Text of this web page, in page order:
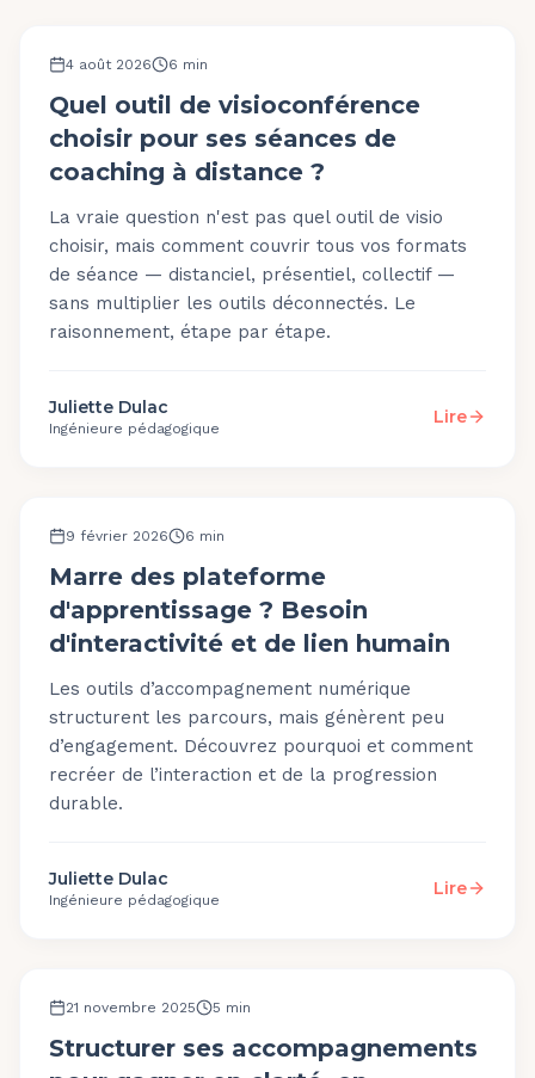
OUTILS ET PLATEFORME
4 août 2026 6 min
Quel outil de visioconférence
choisir pour ses séances de
coaching à distance ?
La vraie question n'est pas quel outil de visio
choisir, mais comment couvrir tous vos formats
de séance — distanciel, présentiel, collectif —
sans multiplier les outils déconnectés. Le
raisonnement, étape par étape.
Juliette Dulac
Ingénieure pédagogique
Lire
OUTILS ET PLATEFORME
9 février 2026 6 min
Marre des plateforme
d'apprentissage ? Besoin
d'interactivité et de lien humain
Les outils d’accompagnement numérique
structurent les parcours, mais génèrent peu
d’engagement. Découvrez pourquoi et comment
recréer de l’interaction et de la progression
durable.
Juliette Dulac
Ingénieure pédagogique
Lire
OUTILS ET PLATEFORME
21 novembre 2025 5 min
Structurer ses accompagnements